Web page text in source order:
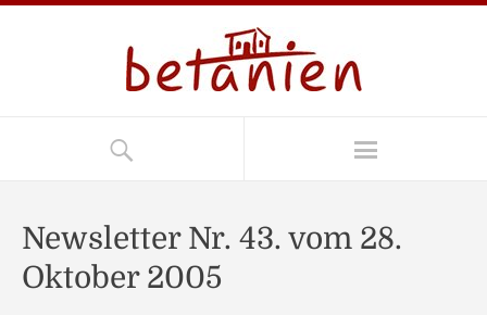
Newsletter Nr. 43. vom 28.
Oktober 2005